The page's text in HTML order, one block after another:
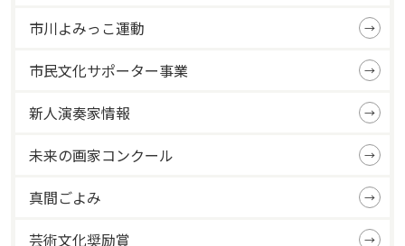
市川よみっこ運動
市民文化サポーター事業
新人演奏家情報
未来の画家コンクール
真間ごよみ
芸術文化奨励賞